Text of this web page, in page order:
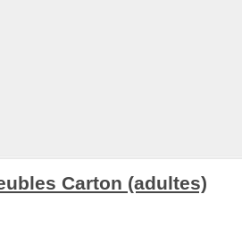
Carton (adultes)